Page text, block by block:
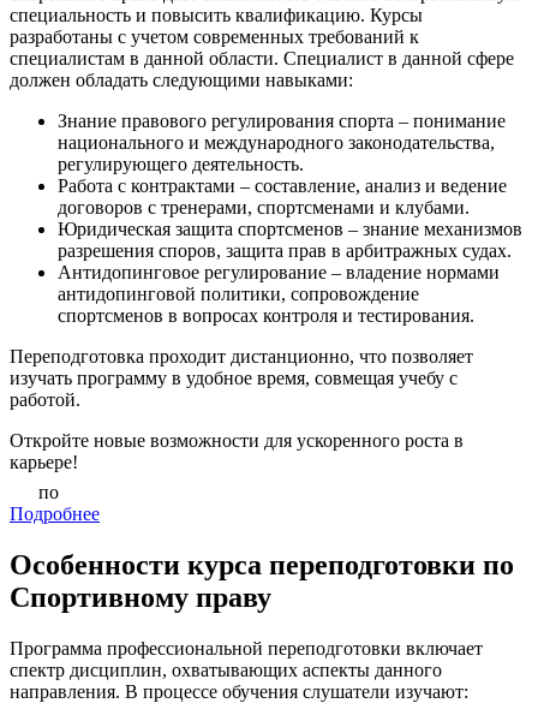
специальность и повысить квалификацию. Курсы
разработаны с учетом современных требований к
специалистам в данной области. Специалист в данной сфере
должен обладать следующими навыками:
Знание правового регулирования спорта – понимание
национального и международного законодательства,
регулирующего деятельность.
Работа с контрактами – составление, анализ и ведение
договоров с тренерами, спортсменами и клубами.
Юридическая защита спортсменов – знание механизмов
разрешения споров, защита прав в арбитражных судах.
Антидопинговое регулирование – владение нормами
антидопинговой политики, сопровождение
спортсменов в вопросах контроля и тестирования.
Переподготовка проходит дистанционно, что позволяет
изучать программу в удобное время, совмещая учебу с
работой.
Откройте новые возможности для ускоренного роста в
карьере!
по
Подробнее
Особенности курса переподготовки по
Спортивному праву
Программа профессиональной переподготовки включает
спектр дисциплин, охватывающих аспекты данного
направления. В процессе обучения слушатели изучают: